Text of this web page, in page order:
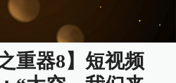
重器8】短视频